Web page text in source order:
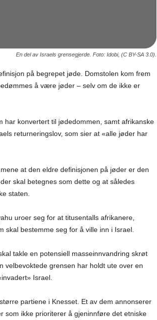
En del av Israels grensegjerde. Foto: Idobi, (C BY-SA 3.0).
på begrepet jøde. Domstolen kom frem
å være jøder – selv om de ikke er
har konvertert til jødedommen, samt afrikanske
returneringslov, som sier at «alle jøder har
at den eldre definisjonen på jøder er den
skal betegnes som dette og at således
staten.
uroer seg for at titusentalls afrikanere,
bestemme seg for å ville inn i Israel.
takle en potensiell masseinnvandring skrøt
velbevoktede grensen har holdt ute over en
Israel.
partiene i Knesset. Et av dem annonserer
som ikke prioriterer å gjeninnføre det etniske